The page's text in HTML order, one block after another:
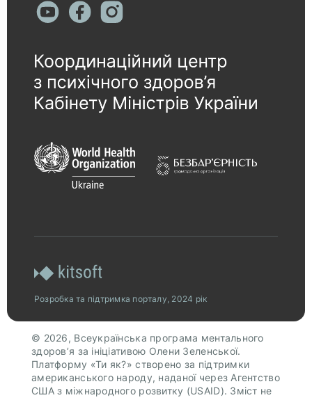
Розробка та підтримка порталу, 2024 рік
© 2026, Всеукраїнська програма ментального
здоров’я за ініціативою Олени Зеленської.
Платформу «Ти як?» створено за підтримки
американського народу, наданої через Агентство
США з міжнародного розвитку (USAID). Зміст не